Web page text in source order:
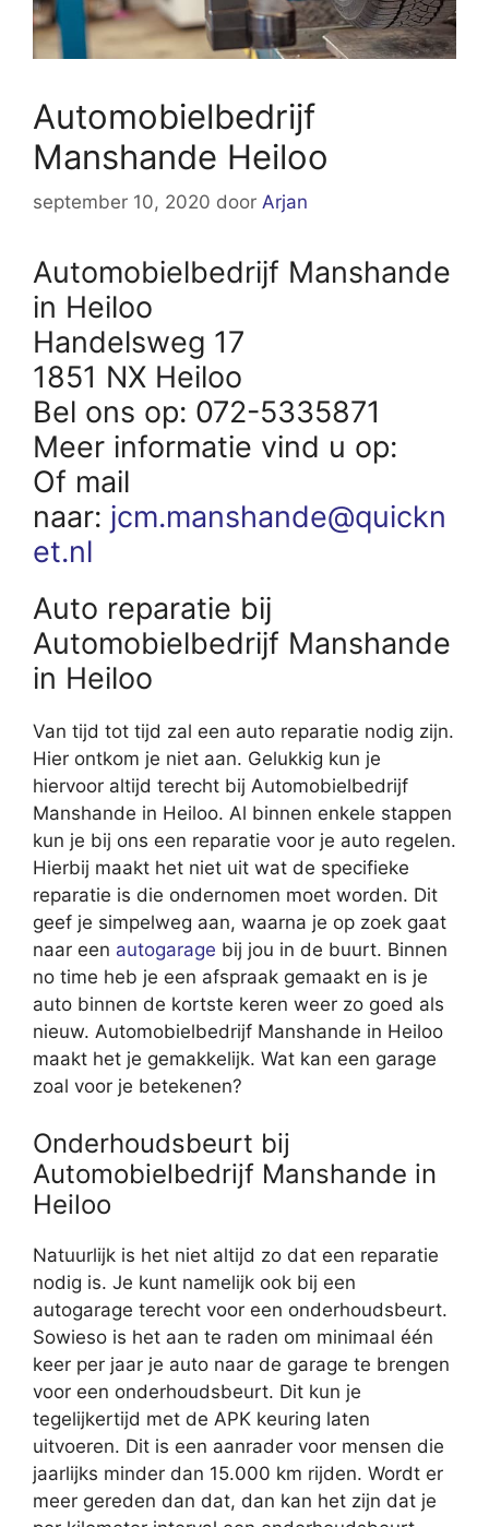
Automobielbedrijf
Manshande Heiloo
september 10, 2020 door Arjan
Automobielbedrijf Manshande
in Heiloo
Handelsweg 17
1851 NX Heiloo
Bel ons op: 072-5335871
Meer informatie vind u op:
Of mail
naar: jcm.manshande@quickn
et.nl
Auto reparatie bij
Automobielbedrijf Manshande
in Heiloo
Van tijd tot tijd zal een auto reparatie nodig zijn.
Hier ontkom je niet aan. Gelukkig kun je
hiervoor altijd terecht bij Automobielbedrijf
Manshande in Heiloo. Al binnen enkele stappen
kun je bij ons een reparatie voor je auto regelen.
Hierbij maakt het niet uit wat de specifieke
reparatie is die ondernomen moet worden. Dit
geef je simpelweg aan, waarna je op zoek gaat
naar een autogarage bij jou in de buurt. Binnen
no time heb je een afspraak gemaakt en is je
auto binnen de kortste keren weer zo goed als
nieuw. Automobielbedrijf Manshande in Heiloo
maakt het je gemakkelijk. Wat kan een garage
zoal voor je betekenen?
Onderhoudsbeurt bij
Automobielbedrijf Manshande in
Heiloo
Natuurlijk is het niet altijd zo dat een reparatie
nodig is. Je kunt namelijk ook bij een
autogarage terecht voor een onderhoudsbeurt.
Sowieso is het aan te raden om minimaal één
keer per jaar je auto naar de garage te brengen
voor een onderhoudsbeurt. Dit kun je
tegelijkertijd met de APK keuring laten
uitvoeren. Dit is een aanrader voor mensen die
jaarlijks minder dan 15.000 km rijden. Wordt er
meer gereden dan dat, dan kan het zijn dat je